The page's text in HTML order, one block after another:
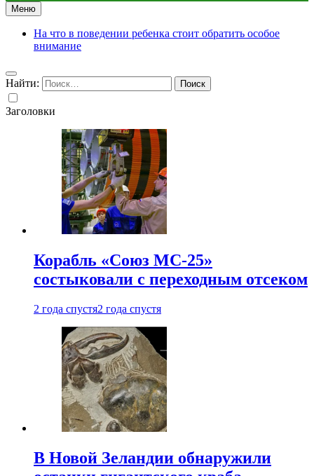
Меню
На что в поведении ребенка стоит обратить особое
внимание
Найти:
Заголовки
Корабль «Союз МС-25»
состыковали с переходным отсеком
2 года спустя2 года спустя
В Новой Зеландии обнаружили